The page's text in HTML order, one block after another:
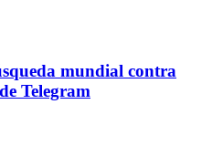
mundial contra
Telegram